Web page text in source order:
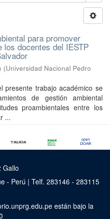
para promover
los docentes del IESTP
(Universidad Nacional Pedro
presente trabajo académico se
de gestión ambiental
proambientales entre los
...
Gallo
- Perú | Telf. 283146 - 283115
están bajo la